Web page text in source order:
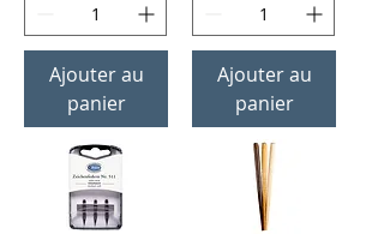
Ajouter au
panier
Ajouter au
panier